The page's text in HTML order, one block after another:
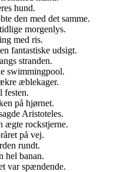
hund.
den med det samme.
morgenlys.
med ris.
fantastiske udsigt.
stranden.
swimmingpool.
æblekager.
festen.
på hjørnet.
Aristoteles.
ægte rockstjerne.
på vej.
rundt.
hel banan.
var spændende.